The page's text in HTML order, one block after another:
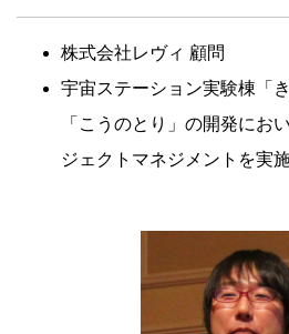
株式会社レヴィ 顧問
宇宙ステーション実験棟「
「こうのとり」の開発にお
ジェクトマネジメントを実施